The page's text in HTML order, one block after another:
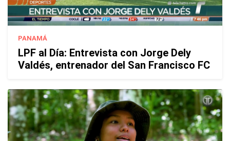
PANAMÁ
LPF al Día: Entrevista con Jorge Dely
Valdés, entrenador del San Francisco FC